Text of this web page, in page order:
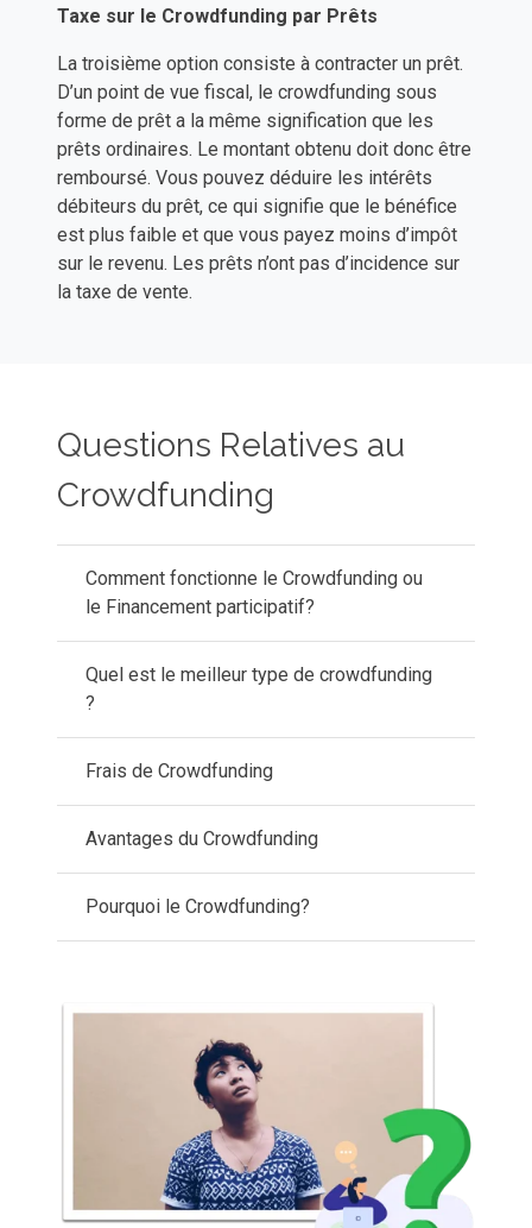
Taxe sur le Crowdfunding par Prêts
La troisième option consiste à contracter un prêt.
D’un point de vue fiscal, le crowdfunding sous
forme de prêt a la même signification que les
prêts ordinaires. Le montant obtenu doit donc être
remboursé. Vous pouvez déduire les intérêts
débiteurs du prêt, ce qui signifie que le bénéfice
est plus faible et que vous payez moins d’impôt
sur le revenu. Les prêts n’ont pas d’incidence sur
la taxe de vente.
Questions Relatives au
Crowdfunding
Comment fonctionne le Crowdfunding ou
le Financement participatif?
Quel est le meilleur type de crowdfunding
?
Frais de Crowdfunding
Avantages du Crowdfunding
Pourquoi le Crowdfunding?